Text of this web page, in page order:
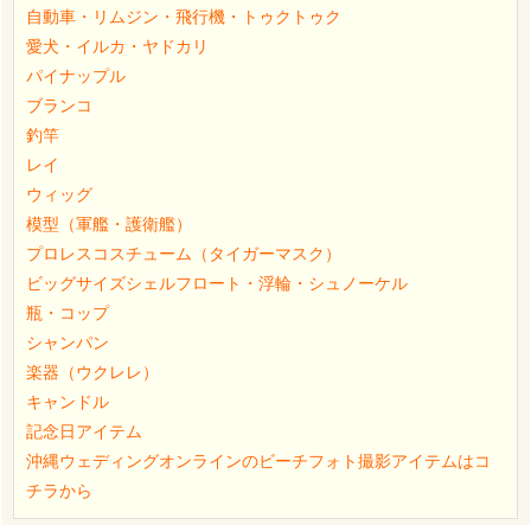
自動車・リムジン・飛行機・トゥクトゥク
愛犬・イルカ・ヤドカリ
パイナップル
ブランコ
釣竿
レイ
ウィッグ
模型（軍艦・護衛艦）
プロレスコスチューム（タイガーマスク）
ビッグサイズシェルフロート・浮輪・シュノーケル
瓶・コップ
シャンパン
楽器（ウクレレ）
キャンドル
記念日アイテム
沖縄ウェディングオンラインのビーチフォト撮影アイテムはコ
チラから